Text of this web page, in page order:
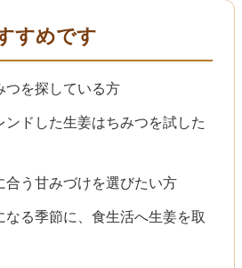
すめです
つを探している方
ンドした生姜はちみつを試した
合う甘みづけを選びたい方
なる季節に、食生活へ生姜を取